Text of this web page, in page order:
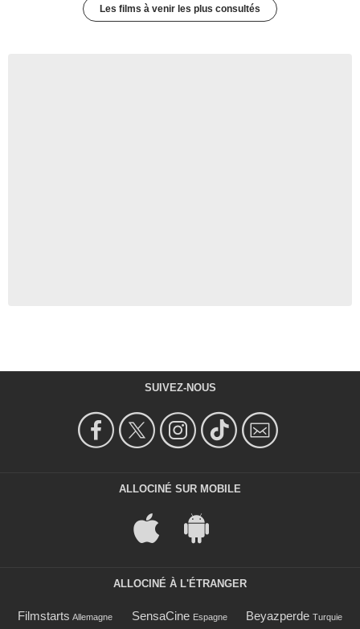
Les films à venir les plus consultés
SUIVEZ-NOUS
ALLOCINÉ SUR MOBILE
ALLOCINÉ À L'ÉTRANGER
Filmstarts Allemagne SensaCine Espagne Beyazperde Turquie